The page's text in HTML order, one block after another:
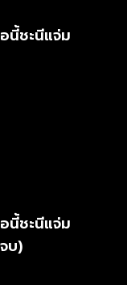
นี้ชะนีแจ่ม
นี้ชะนีแจ่ม
บ)